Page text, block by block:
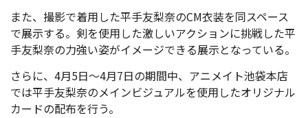
また、撮影で着用した平手友梨奈のCM衣装を同スペース
で展示する。剣を使用した激しいアクションに挑戦した平
手友梨奈の力強い姿がイメージできる展示となっている。
さらに、4月5日～4月7日の期間中、アニメイト池袋本店
では平手友梨奈のメインビジュアルを使用したオリジナル
カードの配布を行う。